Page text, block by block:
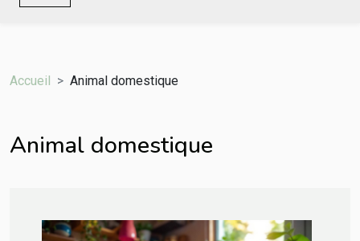
Accueil Animal domestique
Animal domestique